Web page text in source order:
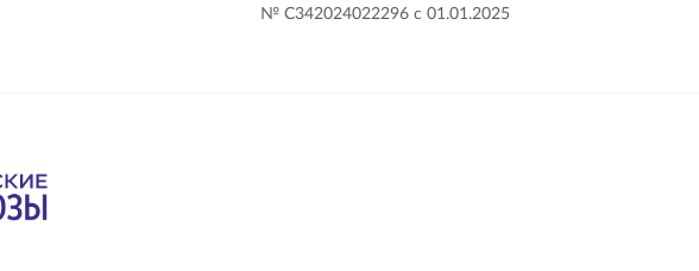
№ С342024022296 c 01.01.2025